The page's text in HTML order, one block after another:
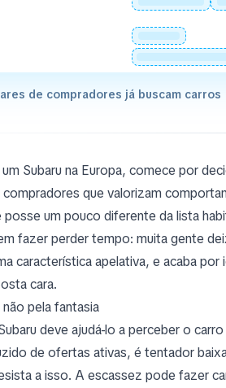
de compradores já buscam carros
Subaru na Europa, comece por
compradores que valorizam
posse um pouco diferente da lista
fazer perder tempo: muita gente
característica apelativa, e acaba
cara.
pela fantasia
deve ajudá-lo a perceber o
de ofertas ativas, é tentador
a isso. A escassez pode fazer